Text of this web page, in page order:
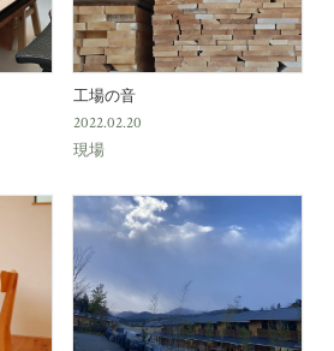
工場の音
2022.02.20
現場